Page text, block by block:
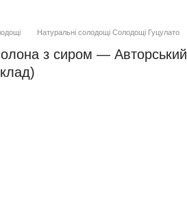
Натуральні солодощі Солодощі Гуцулато
з сиром — Авторський